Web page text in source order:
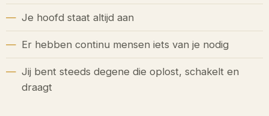
Je hoofd staat altijd aan
Er hebben continu mensen iets van je nodig
Jij bent steeds degene die oplost, schakelt en
draagt